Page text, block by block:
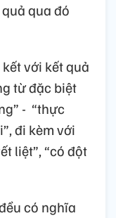
qua đó
với kết quả
từ đặc biệt
- “thực
đi kèm với
liệt”, “có đột
có nghĩa